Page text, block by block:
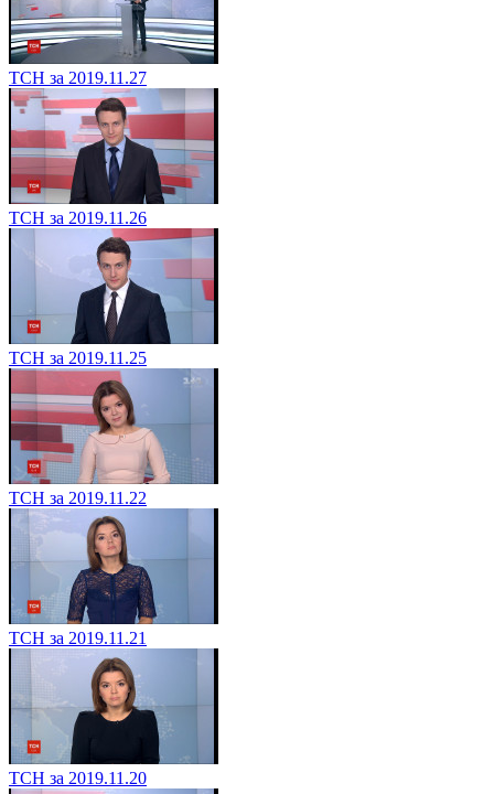
ТСН за 2019.11.27
ТСН за 2019.11.26
ТСН за 2019.11.25
ТСН за 2019.11.22
ТСН за 2019.11.21
ТСН за 2019.11.20